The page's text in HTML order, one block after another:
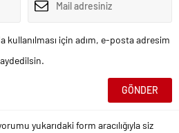
kullanılması için adım, e-posta adresim
yukarıdaki form aracılığıyla siz